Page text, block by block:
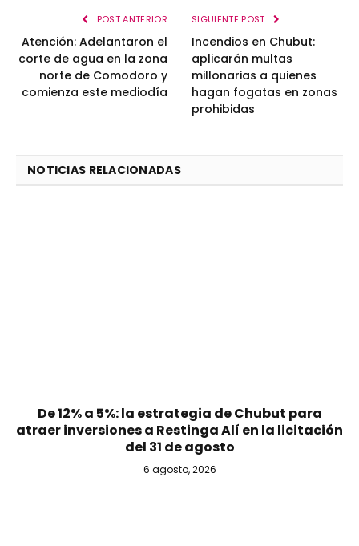
POST ANTERIOR
Atención: Adelantaron el
corte de agua en la zona
norte de Comodoro y
comienza este mediodía
SIGUIENTE POST
Incendios en Chubut:
aplicarán multas
millonarias a quienes
hagan fogatas en zonas
prohibidas
NOTICIAS RELACIONADAS
De 12% a 5%: la estrategia de Chubut para
atraer inversiones a Restinga Alí en la licitación
del 31 de agosto
6 agosto, 2026